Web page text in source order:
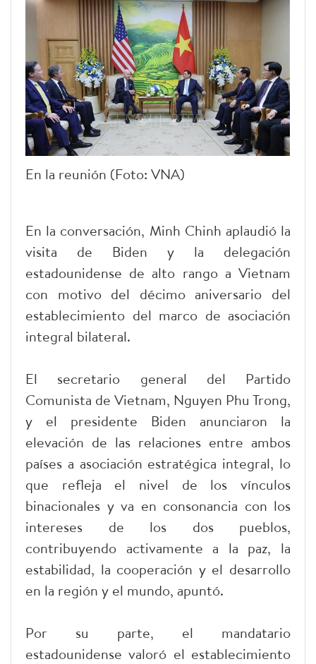
En la reunión (Foto: VNA)
En la conversación, Minh Chinh aplaudió la
visita de Biden y la delegación
estadounidense de alto rango a Vietnam
con motivo del décimo aniversario del
establecimiento del marco de asociación
integral bilateral.
El secretario general del Partido
Comunista de Vietnam, Nguyen Phu Trong,
y el presidente Biden anunciaron la
elevación de las relaciones entre ambos
países a asociación estratégica integral, lo
que refleja el nivel de los vínculos
binacionales y va en consonancia con los
intereses de los dos pueblos,
contribuyendo activamente a la paz, la
estabilidad, la cooperación y el desarrollo
en la región y el mundo, apuntó.
Por su parte, el mandatario
estadounidense valoró el establecimiento